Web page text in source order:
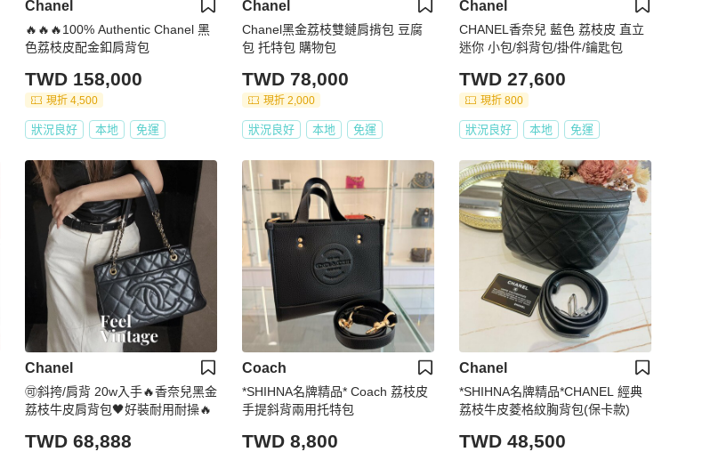
Chanel
🔥🔥🔥100% Authentic Chanel 黑
色荔枝皮配金釦肩背包
TWD 158,000
現折 4,500
狀況良好 本地 免運
Chanel
Chanel黑金荔枝雙鏈肩揹包 豆腐
包 托特包 購物包
TWD 78,000
現折 2,000
狀況良好 本地 免運
Chanel
CHANEL香奈兒 藍色 荔枝皮 直立
迷你 小包/斜背包/掛件/鑰匙包
TWD 27,600
現折 800
狀況良好 本地 免運
Chanel
🉑斜挎/肩背 20w入手🔥香奈兒黑金
荔枝牛皮肩背包🖤好裝耐用耐操🔥
TWD 68,888
Coach
*SHIHNA名牌精品* Coach 荔枝皮
手提斜背兩用托特包
TWD 8,800
Chanel
*SHIHNA名牌精品*CHANEL 經典
荔枝牛皮菱格紋胸背包(保卡款)
TWD 48,500